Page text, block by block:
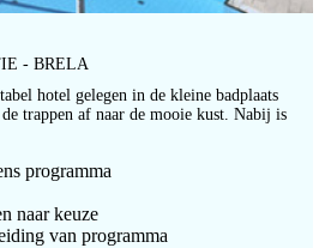
- BRELA
hotel gelegen in de kleine badplaats
trappen af naar de mooie kust. Nabij is
programma
naar keuze
van programma